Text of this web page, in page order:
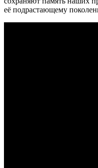
её подрастающему